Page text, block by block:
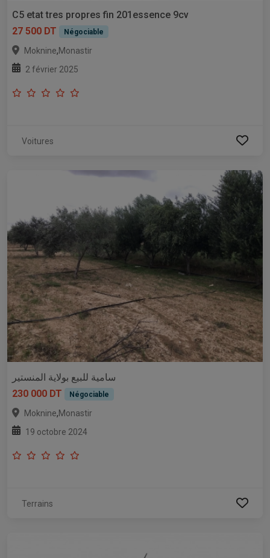
C5 etat tres propres fin 201essence 9cv
27 500 DT
Négociable
Moknine,Monastir
2 février 2025
Voitures
سامية للبيع بولاية المنستير
230 000 DT
Négociable
Moknine,Monastir
19 octobre 2024
Terrains